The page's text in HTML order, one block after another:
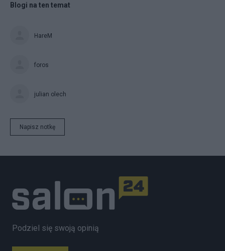
Blogi na ten temat
HareM
foros
julian olech
Napisz notkę
Podziel się swoją opinią